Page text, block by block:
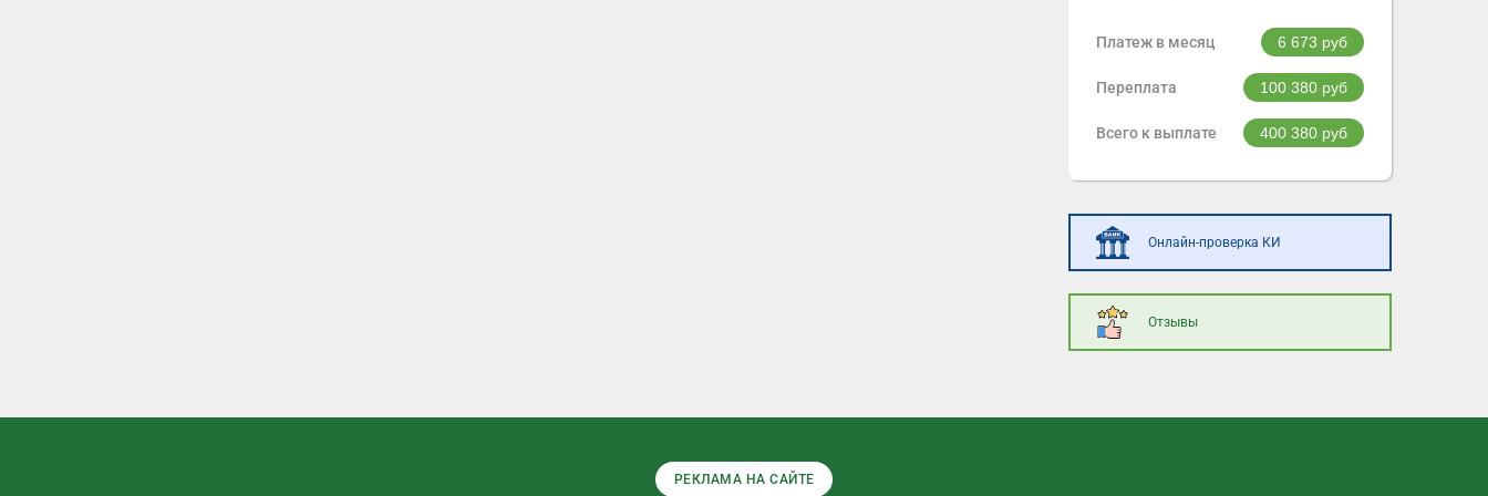
Платеж в месяц 6 673 руб
Переплата 100 380 руб
Всего к выплате 400 380 руб
Онлайн-проверка КИ
Отзывы
РЕКЛАМА НА САЙТЕ